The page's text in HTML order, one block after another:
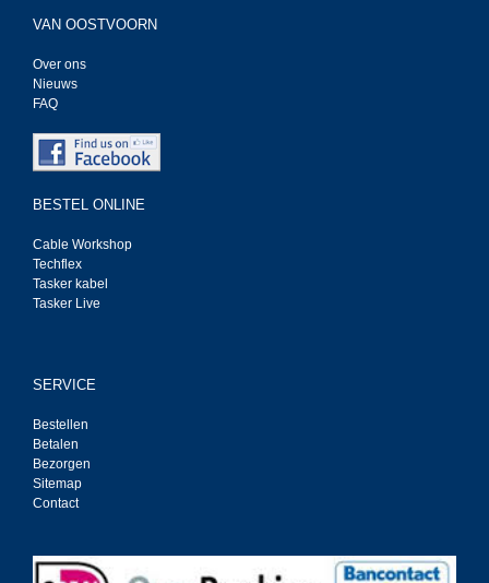
VAN OOSTVOORN
Over ons
Nieuws
FAQ
BESTEL ONLINE
Cable Workshop
Techflex
Tasker kabel
Tasker Live
SERVICE
Bestellen
Betalen
Bezorgen
Sitemap
Contact